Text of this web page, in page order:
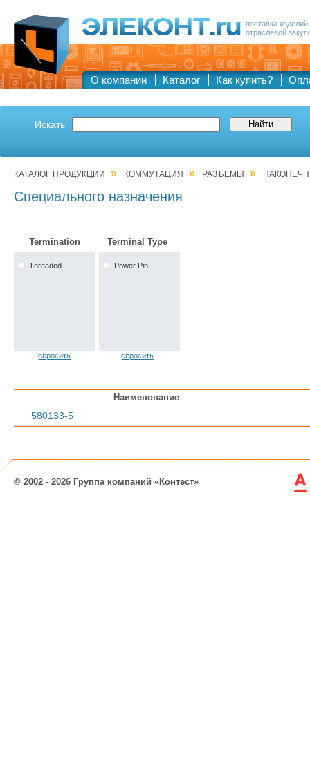
поставка
отраслевой
О компании Каталог Как купить?
Искать
КАТАЛОГ ПРОДУКЦИИ » КОММУТАЦИЯ » РАЗЪЕМЫ »
Специального назначения
Termination Terminal Type
Threaded Power Pin
сбросить сбросить
Наименование
580133-5
© 2002 - 2026 Группа компаний «Контест»